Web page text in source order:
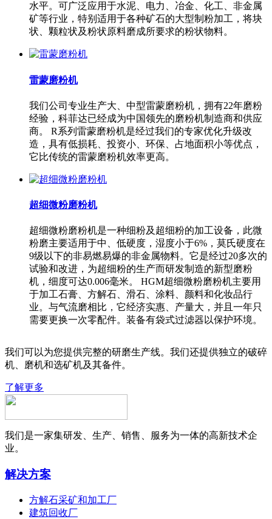
水平。可广泛应用于水泥、电力、冶金、化工、非金属
矿等行业，特别适用于各种矿石的大型制粉加工，将块
状、颗粒状及粉状原料磨成所要求的粉状物料。
雷蒙磨粉机
我们公司专业生产大、中型雷蒙磨粉机，拥有22年磨粉
经验，科菲达已经成为中国领先的磨粉机制造商和供应
商。 R系列雷蒙磨粉机是经过我们的专家优化升级改
造，具有低损耗、投资小、环保、占地面积小等优点，
它比传统的雷蒙磨粉机效率更高。
超细微粉磨粉机
超细微粉磨粉机是一种细粉及超细粉的加工设备，此微
粉磨主要适用于中、低硬度，湿度小于6%，莫氏硬度在
9级以下的非易燃易爆的非金属物料。它是经过20多次的
试验和改进，为超细粉的生产而研发制造的新型磨粉
机，细度可达0.006毫米。 HGM超细微粉磨粉机主要用
于加工石膏、方解石、滑石、涂料、颜料和化妆品行
业。与气流磨相比，它经济实惠、产量大，并且一年只
需要更换一次零配件。装备有袋式过滤器以保护环境。
我们可以为您提供完整的研磨生产线。我们还提供独立的破碎
机、磨机和选矿机及其备件。
了解更多
我们是一家集研发、生产、销售、服务为一体的高新技术企
业。
解决方案
方解石采矿和加工厂
建筑回收厂